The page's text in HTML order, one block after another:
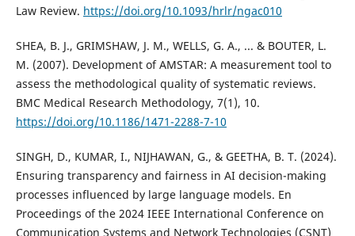
Law Review. https://doi.org/10.1093/hrlr/ngac010
SHEA, B. J., GRIMSHAW, J. M., WELLS, G. A., ... & BOUTER, L.
M. (2007). Development of AMSTAR: A measurement tool to
assess the methodological quality of systematic reviews.
BMC Medical Research Methodology, 7(1), 10.
https://doi.org/10.1186/1471-2288-7-10
SINGH, D., KUMAR, I., NIJHAWAN, G., & GEETHA, B. T. (2024).
Ensuring transparency and fairness in AI decision-making
processes influenced by large language models. En
Proceedings of the 2024 IEEE International Conference on
Communication Systems and Network Technologies (CSNT)